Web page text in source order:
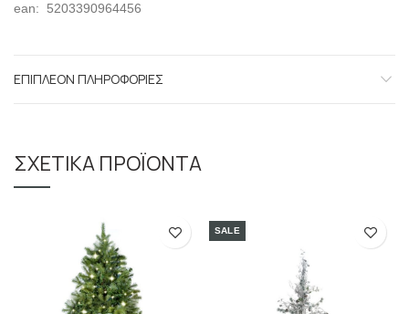
ean: 5203390964456
ΕΠΙΠΛΈΟΝ ΠΛΗΡΟΦΟΡΊΕΣ
ΣΧΕΤΙΚΆ ΠΡΟΪΌΝΤΑ
SALE